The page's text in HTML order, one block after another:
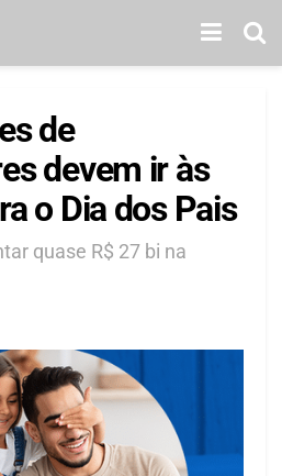
de
devem ir às
o Dia dos Pais
quase R$ 27 bi na